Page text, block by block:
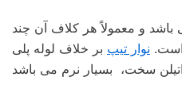
باشد و معمولاً هر کلاف آن چند
نوار تیپ بر خلاف لوله پلی